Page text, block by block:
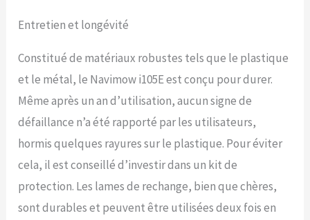
Access+ en option requis).
Vous pouvez également
télécharger facilement des
mises à jour en direct (OTA)
pour accéder aux
dernières fonctionnalités
et améliorations. Contenu
de la livraison: 1 * Navimow
i105E, 1 * Adaptateur
secteur, 1 * Câble
Entretien et longévité
Constitué de matériaux robustes tels que le plastique
et le métal, le Navimow i105E est conçu pour durer.
Même après un an d’utilisation, aucun signe de
défaillance n’a été rapporté par les utilisateurs,
hormis quelques rayures sur le plastique. Pour éviter
cela, il est conseillé d’investir dans un kit de
protection. Les lames de rechange, bien que chères,
sont durables et peuvent être utilisées deux fois en